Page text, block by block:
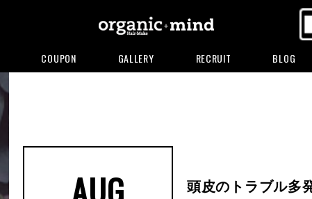
COUPON GALLERY RECRUIT BLOG
頭皮のトラブル多